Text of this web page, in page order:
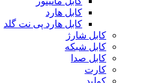
کابل هارد
کابل هارد پی نت گلد
کابل شارژ
کابل شبکه
کابل صدا
کارت